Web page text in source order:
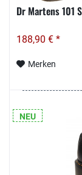
Dr Martens 101
188,90 € *
Merken
NEU